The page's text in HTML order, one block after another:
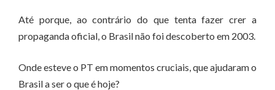
Até porque, ao contrário do que tenta fazer crer a
propaganda oficial, o Brasil não foi descoberto em 2003.
Onde esteve o PT em momentos cruciais, que ajudaram o
Brasil a ser o que é hoje?